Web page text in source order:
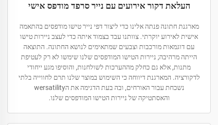
העלאת דקור אירועים עם נייר סרפד מודפס אישי
מארגנת חתונה פנתה אלינו כדי ליצור דפי נייר טישו מודפסים בהתאמה
אישית לאירוע יוקרתי. צוותנו עבד בצמוד איתה כדי לעצב ניירות טישו
עם דוגמאות מורכבות וצבעים שמתאימים לנושא החתונה. התוצאה
הייתה מרהיבה; ניירות הטישו המודפסים שלנו שימשו לא רק לעטיפת
מתנות, אלא גם כחלק מההערכות לשולחנות, והוסיפו מגע ייחודי
לדקורציה. המארגנת דיווחה כי השימוש במוצר שלנו תרם לחווייה בלתי
נשכחת עבור האורחים, ובה בעת הדגימה את הwersatility
והאסתטיקה של ניירות הטישו המודפסים שלנו.